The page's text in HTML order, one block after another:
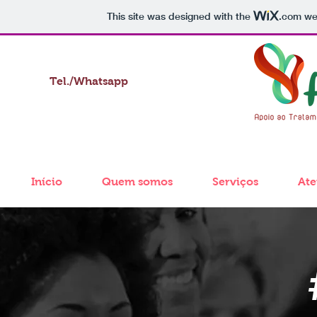
This site was designed with the .com
Tel./Whatsapp
Início Quem somos Serviços